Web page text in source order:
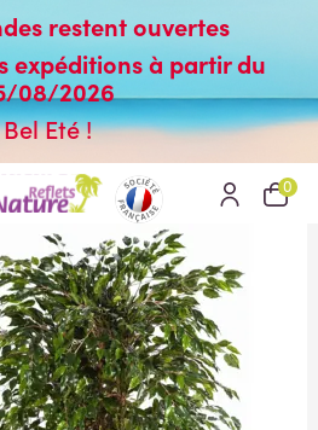
restent ouvertes
expéditions à partir du
08/2026
Bel Eté !
0